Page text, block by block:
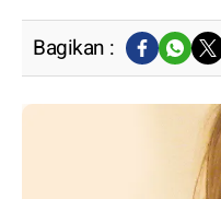
Bagikan :